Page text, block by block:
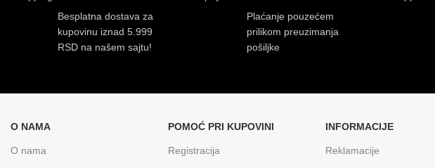
Besplatna dostava za
kupovinu iznad 5.999
RSD na našem sajtu!
Plaćanje pouzećem
prilikom preuzimanja
pošiljke
O NAMA
O nama
POMOĆ PRI KUPOVINI
Registracija
INFORMACIJE
Reklamacije